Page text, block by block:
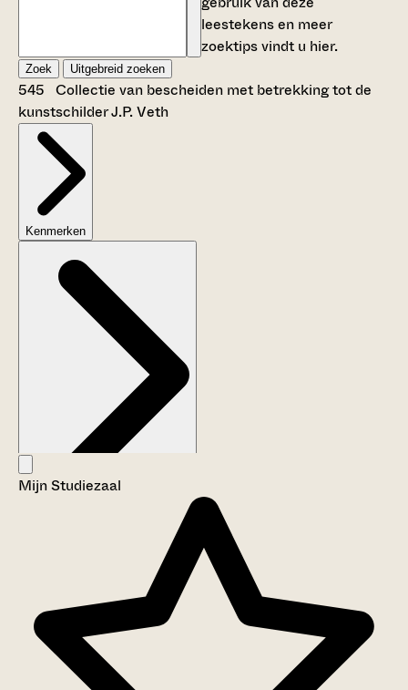
leestekens en meer
zoektips vindt u hier.
Zoek Uitgebreid zoeken
545 Collectie van bescheiden met betrekking tot de
kunstschilder J.P. Veth
Kenmerken
Aanwijzingen voor de gebruiker
Inventaris
Mijn Studiezaal